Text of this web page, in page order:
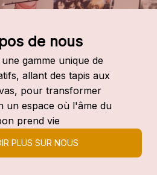
de nous
gamme unique de
allant des tapis aux
pour transformer
un espace où l'âme du
prend vie
PLUS SUR NOUS